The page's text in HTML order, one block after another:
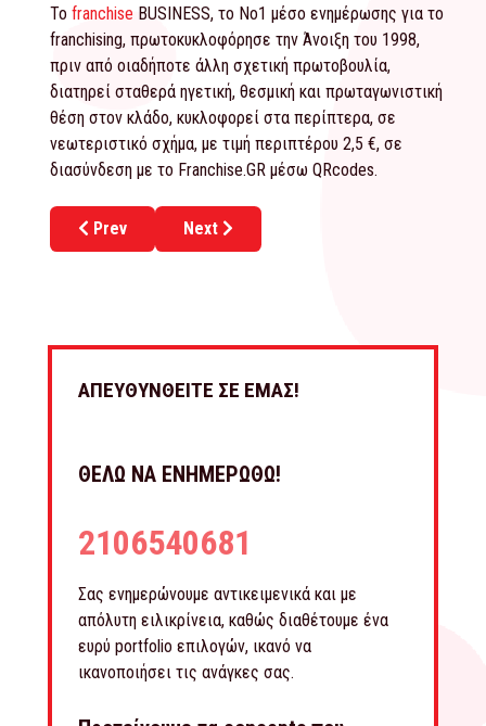
Το franchise BUSINESS, το Νο1 μέσο ενημέρωσης για το
franchising, πρωτοκυκλοφόρησε την Άνοιξη του 1998,
πριν από οιαδήποτε άλλη σχετική πρωτοβουλία,
διατηρεί σταθερά ηγετική, θεσμική και πρωταγωνιστική
θέση στον κλάδο, κυκλοφορεί στα περίπτερα, σε
νεωτεριστικό σχήμα, με τιμή περιπτέρου 2,5 €, σε
διασύνδεση με το Franchise.GR μέσω QRcodes.
Previous article: WATT+VOLT: Έφτασε τα 80
Prev Next article: NYXOMANIA: Νέο franchise
Next
ΑΠΕΥΘΥΝΘΕΙΤΕ ΣΕ ΕΜΑΣ!
ΘΕΛΩ ΝΑ ΕΝΗΜΕΡΩΘΩ!
2106540681
Σας ενημερώνουμε αντικειμενικά και με
απόλυτη ειλικρίνεια, καθώς διαθέτουμε ένα
ευρύ portfolio επιλογών, ικανό να
ικανοποιήσει τις ανάγκες σας.